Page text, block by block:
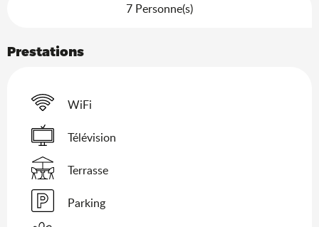
7 Personne(s)
Prestations
WiFi
Télévision
Terrasse
Parking